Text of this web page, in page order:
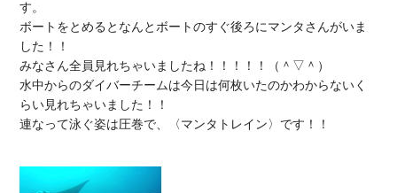
す。
ボートをとめるとなんとボートのすぐ後ろにマンタさんがいま
した！！
みなさん全員見れちゃいましたね！！！！！（＾▽＾）
水中からのダイバーチームは今日は何枚いたのかわからないく
らい見れちゃいました！！
連なって泳ぐ姿は圧巻で、〈マンタトレイン〉です！！